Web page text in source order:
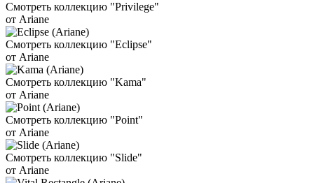
Смотреть коллекцию "Privilege"
от Ariane
Смотреть коллекцию "Eclipse"
от Ariane
Смотреть коллекцию "Kama"
от Ariane
Смотреть коллекцию "Point"
от Ariane
Смотреть коллекцию "Slide"
от Ariane